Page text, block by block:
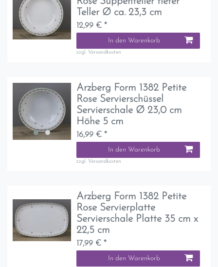
Teller Ø ca. 23,3 cm
12,99 € *
In den Warenkorb
zzgl. Versandkosten
Arzberg Form 1382 Petite
Rose Servierschüssel
Servierschale Ø 23,0 cm
Höhe 5 cm
16,99 € *
In den Warenkorb
zzgl. Versandkosten
Arzberg Form 1382 Petite
Rose Servierplatte
Servierschale Platte 35 cm x
22,5 cm
17,99 € *
In den Warenkorb